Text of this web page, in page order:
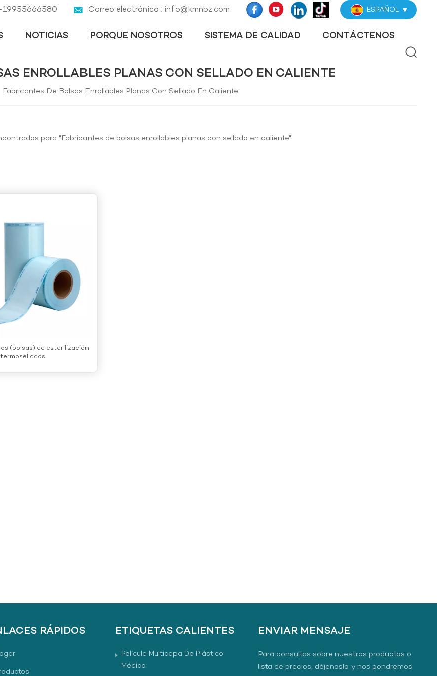
19955666580 Correo electrónico : info@kmnbz.com ESPAÑOL
NOTICIAS PORQUE NOSOTROS SISTEMA DE CALIDAD CONTÁCTENOS
ENROLLABLES PLANAS CON SELLADO EN CALIENTE
Fabricantes De Bolsas Enrollables Planas Con Sellado En Caliente
para "Fabricantes de bolsas enrollables planas con sellado en caliente"
(bolsas) de esterilización
termosellados
RÁPIDOS ETIQUETAS CALIENTES
Película Multicapa De Plástico
Médico
ENVIAR MENSAJE
Para consultas sobre nuestros productos o
lista de precios, déjenoslo y nos pondremos